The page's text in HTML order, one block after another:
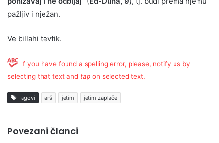
pažljiv i nježan.
Ve billahi tevfik.
If you have found a spelling error, please, notify us by
selecting that text and tap on selected text.
Tagovi arš jetim jetim zaplače
Povezani članci